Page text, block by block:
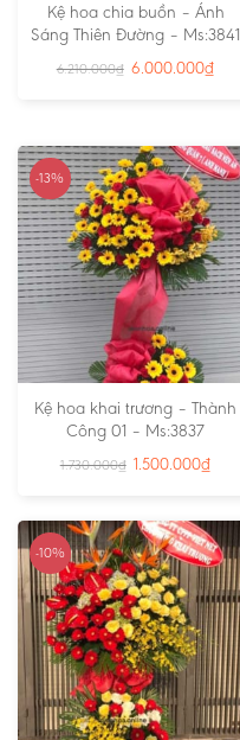
Kệ hoa chia buồn – Ánh
Sáng Thiên Đường – Ms:3841
6.210.000₫ 6.000.000₫
-13%
Kệ hoa khai trương – Thành
Công 01 – Ms:3837
1.730.000₫ 1.500.000₫
-10%